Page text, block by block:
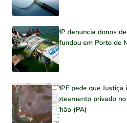
MP denuncia donos
afundou em Porto de
MPF pede que Justiça
loteamento privado
Chão (PA)